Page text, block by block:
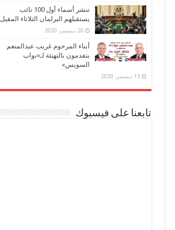
ننشر أسماء أول 100 نائب
يستقبلهم البرلمان الثلاثاء المقبل
20 ديسمبر، 2020
أبناء المرحوم غريب عبدالمنعم
يتقدمون بالتهنئة لـ«نواب
السويس»
13 ديسمبر، 2020
تابعنا على فيسبوك